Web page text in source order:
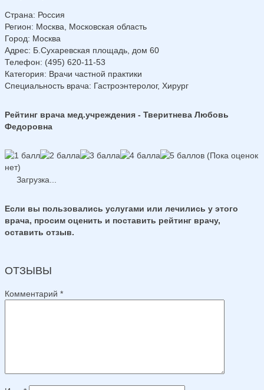
Страна: Россия
Регион: Москва, Московская область
Город: Москва
Адрес: Б.Сухаревская площадь, дом 60
Телефон: (495) 620-11-53
Категория: Врачи частной практики
Специальность врача: Гастроэнтеролог, Хирург
Рейтинг врача мед.учреждения - Тверитнева Любовь
Федоровна
(Пока оценок
нет)
Загрузка...
Если вы пользовались услугами или лечились у этого
врача, просим оценить и поставить рейтинг врачу,
оставить отзыв.
ОТЗЫВЫ
Комментарий *